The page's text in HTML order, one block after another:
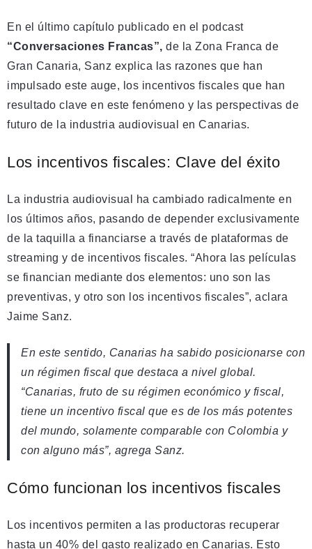
En el último capítulo publicado en el podcast
“Conversaciones Francas”, de la Zona Franca de
Gran Canaria, Sanz explica las razones que han
impulsado este auge, los incentivos fiscales que han
resultado clave en este fenómeno y las perspectivas de
futuro de la industria audiovisual en Canarias.
Los incentivos fiscales: Clave del éxito
La industria audiovisual ha cambiado radicalmente en
los últimos años, pasando de depender exclusivamente
de la taquilla a financiarse a través de plataformas de
streaming y de incentivos fiscales. “Ahora las películas
se financian mediante dos elementos: uno son las
preventivas, y otro son los incentivos fiscales”, aclara
Jaime Sanz.
En este sentido, Canarias ha sabido posicionarse con
un régimen fiscal que destaca a nivel global.
“Canarias, fruto de su régimen económico y fiscal,
tiene un incentivo fiscal que es de los más potentes
del mundo, solamente comparable con Colombia y
con alguno más”, agrega Sanz.
Cómo funcionan los incentivos fiscales
Los incentivos permiten a las productoras recuperar
hasta un 40% del gasto realizado en Canarias. Esto